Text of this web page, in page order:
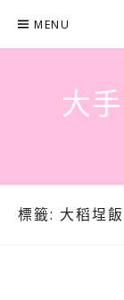
content
MENU
大
標籤: 大稻埕